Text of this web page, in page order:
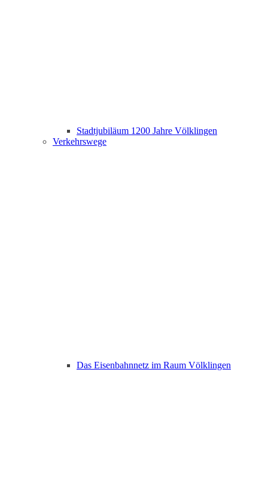
Stadtjubiläum 1200 Jahre Völklingen
Verkehrswege
Das Eisenbahnnetz im Raum Völklingen